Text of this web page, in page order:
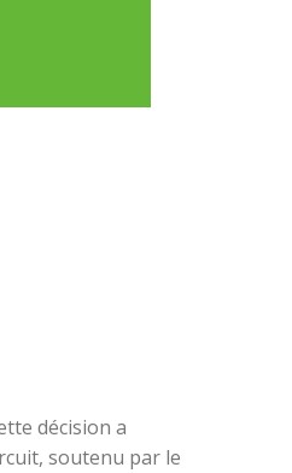
décision a
soutenu par le